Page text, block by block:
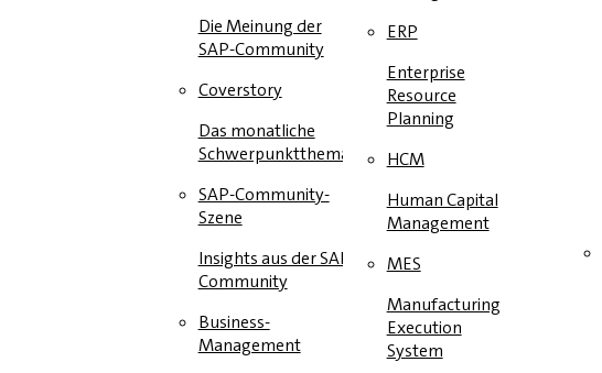
Die Meinung der
SAP-Community
Coverstory
Das monatliche
Schwerpunktthema
SAP-Community-
Szene
Insights aus der SAP-
Community
Business-
Management
ERP
Enterprise
Resource
Planning
HCM
Human Capital
Management
MES
Manufacturing
Execution
System